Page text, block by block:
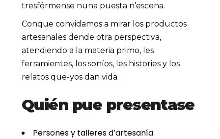
tresfórmense nuna puesta n’escena.
Conque convidamos a mirar los productos
artesanales dende otra perspectiva,
atendiendo a la materia primo, les
ferramientes, los soníos, les histories y los
relatos que-yos dan vida.
Quién pue presentase
Persones y talleres d’artesanía